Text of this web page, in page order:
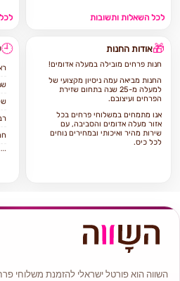
האם ניתן להזמין משלוח
להזמין משלוחים?
אילו מוצרים אפשר להזמין
באתר?
לכל השאלות ותשובות
🎁אודות החנות
חנות פרחים מובילה במעלה אדומים!
החנות מביאה עמה ניסיון מקצועי של
למעלה מ-25 שנה בתחום שזירת
הפרחים ועיצובם.
אנו מתמחים במשלוחי פרחים בכל
אזור מעלה אדומים והסביבה, עם
שירות מהיר ואיכותי ובמחירים נוחים
לכל כיס.
טריים ואיכותיים, עציצים ומתנות
המתאימים לכל תקציב ולכל אירוע.
בחנות תמצאו מגוון זרי פרחים
ואמנותיים.
🕘
השווה הוא פורטל ישראלי להזמנת משלוחי